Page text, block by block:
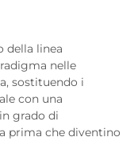
della linea
nelle
sostituendo i
con una
grado di
prima che diventino